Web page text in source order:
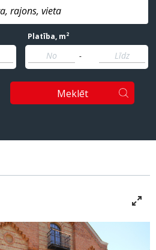
Platība, m2
-
Meklēt